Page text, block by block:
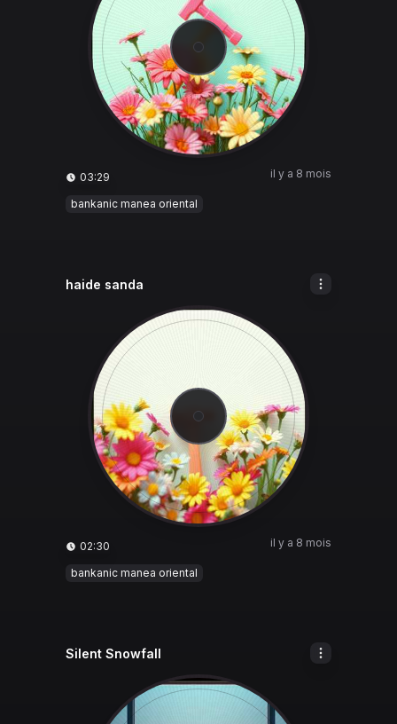
03:29 il y a 8 mois
bankanic manea oriental
haide sanda
02:30 il y a 8 mois
bankanic manea oriental
Silent Snowfall